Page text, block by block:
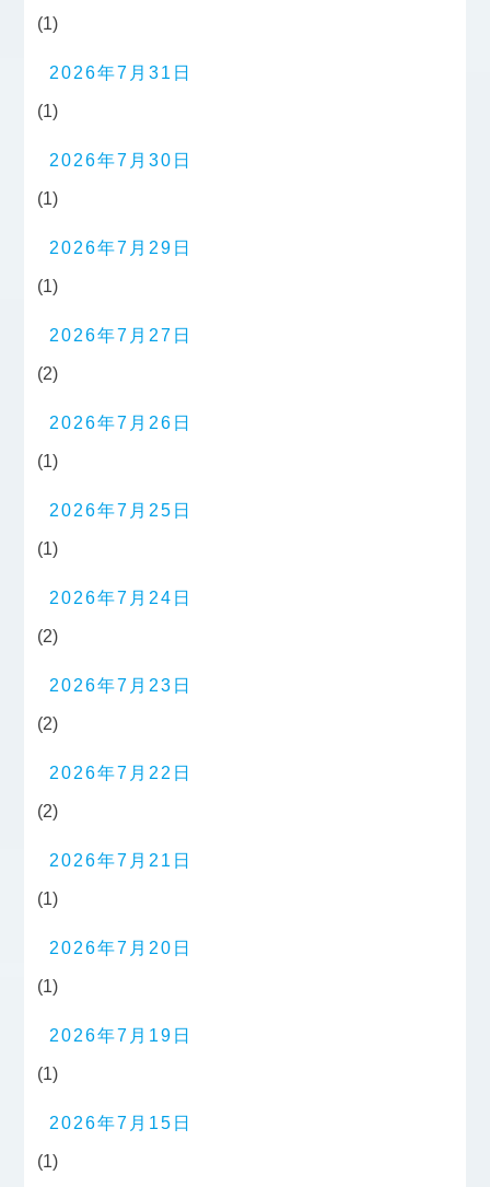
(1)
2026年7月31日
(1)
2026年7月30日
(1)
2026年7月29日
(1)
2026年7月27日
(2)
2026年7月26日
(1)
2026年7月25日
(1)
2026年7月24日
(2)
2026年7月23日
(2)
2026年7月22日
(2)
2026年7月21日
(1)
2026年7月20日
(1)
2026年7月19日
(1)
2026年7月15日
(1)